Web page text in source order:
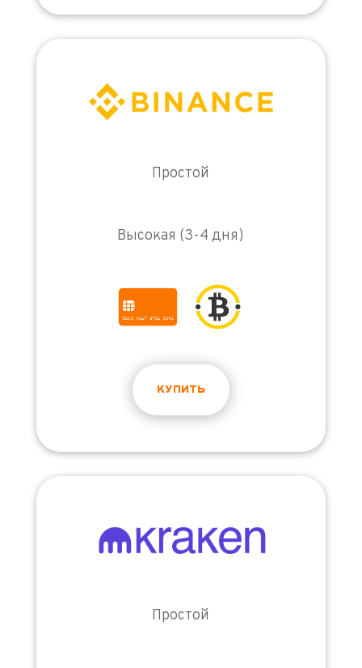
Простой
Высокая (3-4 дня)
КУПИТЬ
Простой